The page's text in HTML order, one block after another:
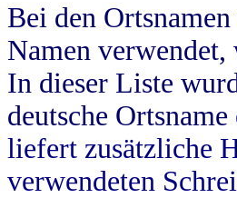
Bei den
Namen
In dieser Liste
deutsche
liefert zusätzliche
verwendeten